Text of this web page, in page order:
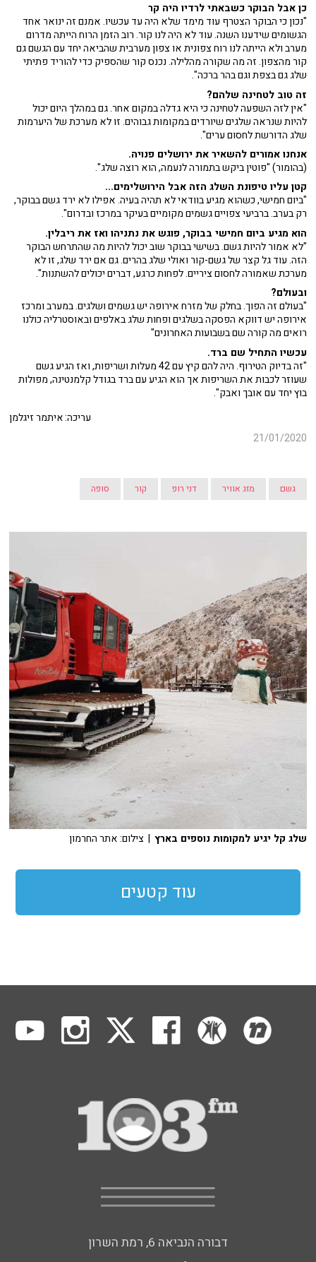
כן אבל הבוקר כשבאתי לרדיו היה קר
"נכון כי הבוקר הצטרף עוד מימד שלא היה עד עכשיו. אמנם זה ינואר אחד
הגשומים שידענו השנה. עוד לא היה לנו קור. רוב הזמן הרוח הייתה מדרום
מערב ולא הייתה לנו רוח צפונית או צפון מערבית שהביאה יחד עם הגשם גם
קור מהצפון. זה מה שקורה מהלילה. נכנס קור שהספיק כדי להוריד פתיתי
שלג גם בצפת וגם בהר ברכה".
זה טוב לטחינה שלהם?
"אין לזה השפעה לטחינה כי היא גדלה במקום אחר. גם במהלך היום יכול
להיות שנראה שלגים שיורדים במקומות גבוהים. זו לא מערכת של היערמות
שלג הדורשת לחסום ערים".
אנחנו אמורים להשאיר את ירושלים פנויה.
(בהומור) "פוטין ביקש בתמורה לנעמה, הוא רוצה שלג".
קטן עליו טיפונת השלג הזה אבל הירושלימים...
"ביום חמישי, כשהוא מגיע בוודאי לא תהיה בעיה. אפילו לא ירד גשם בבוקר,
רק בערב. ברביעי צפויים גשמים מקומיים בעיקר במרכז ובדרום".
הוא מגיע ביום חמישי בבוקר, פוגש את נתניהו ואז את ריבלין.
"לא אמור להיות גשם. בשישי בבוקר שוב יכול להיות מה שהתרחש הבוקר
הזה. עוד גל קצר של גשם-קור ואולי שלג בהרים. גם אם ירד שלג, זו לא
מערכת שאמורה לחסום ציריים. לפחות כרגע, דברים יכולים להשתנות".
ובעולם?
"בעולם זה הפוך. בחלק של מזרח אירופה יש גשמים ושלגים. במערב ומרכז
אירופה יש דווקא הפסקה בשלגים ופחות שלג באלפים ובאוסטרליה כולנו
רואים מה קורה שם בשבועות האחרונים"
עכשיו התחיל שם ברד.
"זה בדיוק הטירוף. היה להם קיץ עם 42 מעלות ושריפות, ואז הגיע גשם
שעוזר לכבות את השריפות אך הוא הגיע עם ברד בגודל קלמנטינה, מפולות
בוץ יחד עם אובך ואבק".
עריכה: איתמר זיגלמן
21/01/2020
גשם מזג אוויר דני רופ קור סופה
שלג קל יגיע למקומות נוספים בארץ | צילום: אתר החרמון
עוד קטעים
דבורה הנביאה 6, רמת השרון